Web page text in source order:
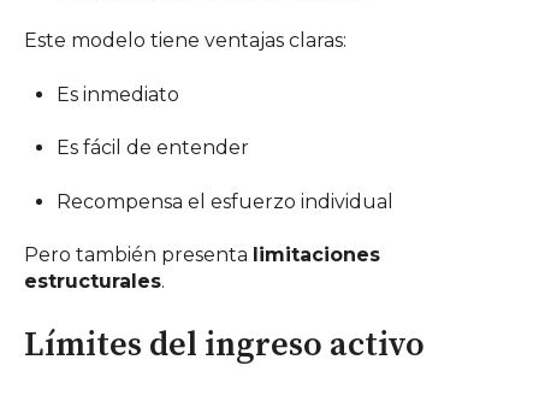
Este modelo tiene ventajas claras:
Es inmediato
Es fácil de entender
Recompensa el esfuerzo individual
Pero también presenta limitaciones
estructurales.
Límites del ingreso activo